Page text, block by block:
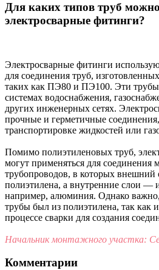
Для каких типов труб
электросварные фитинги?
Электросварные фитинги
для соединения труб,
таких как ПЭ80 и ПЭ100. Эти
системах водоснабжения,
других инженерных сетях.
прочные и герметичные
транспортировке жидкостей или
Помимо полиэтиленовых труб,
могут применяться для соединения
трубопроводов, в которых внешний
полиэтилена, а внутренние слои —
например, алюминия. Однако
трубы был из полиэтилена, так как
процессе сварки для создания
Начальник монтажного участка:
Комментарии